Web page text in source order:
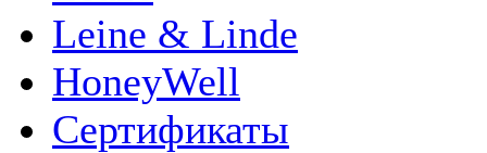
Leine & Linde
HoneyWell
Сертификаты